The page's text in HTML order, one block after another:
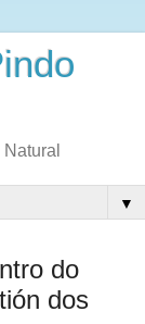
▼
do
dos